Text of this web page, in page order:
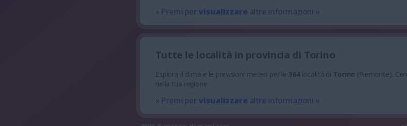
» Premi pervisualizzare altre informazioni «
Tutte le località in provincia di Torino
Esplora il clima e le previsioni meteo per le 364località di Torino (Piemonte).
nella tua regione.
» Premi pervisualizzare altre informazioni «